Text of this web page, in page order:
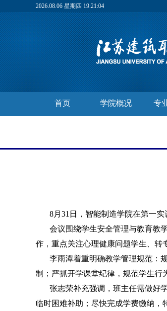
2026.08.06 星期四 19:21:04
首页 学院概况 专
8月31日，智能制造学院在第一
会议围绕学生安全管理与教育教
作，重点关注心理健康问题学生、转
李雨潭着重明确教学管理规范：
制；严抓开学课堂纪律，规范学生行
张志荣补充强调，班主任需做好
临时困难补助；尽快完成学费缴纳，